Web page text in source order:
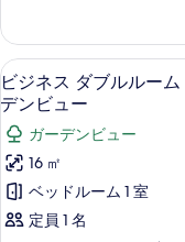
す
る
台
シ
ー
ビ
ュ
ー
の
ド
台
シ
ー
ビ
ュ
ー
の
詳
細
シ
ン
グ
ル
ベ
ッ
ド
2
ダ
ブ
ル
ル
ー
ム
シ
ン
グ
ル
ビ
ジ
ネ
ス
ダ
ブ
9
ビジネス ダブルルー
デンビュー
ガーデンビュー
16 ㎡
ベッドルーム 1 室
定員 1 名